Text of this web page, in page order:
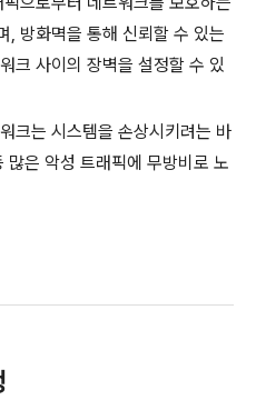
, 방화멱을 통해 신뢰할 수 있는
크 사이의 장벽을 설정할 수 있
크는 시스템을 손상시키려는 바
많은 악성 트래픽에 무방비로 노